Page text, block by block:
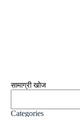
सामाग्री खोज
Categories